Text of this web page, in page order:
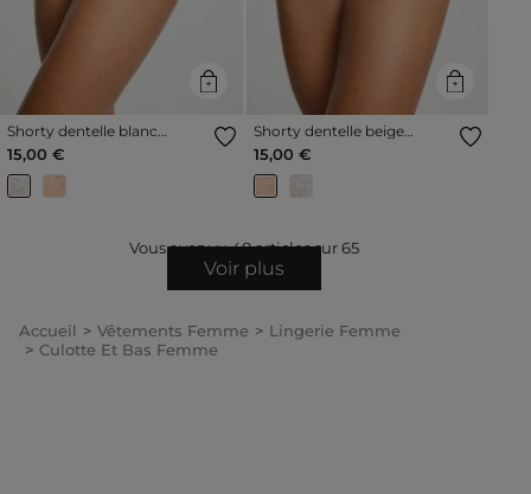
Shorty dentelle blanc
15,00 €
Shorty dentelle beige
15,00 €
Vous avez vu48articles sur65
Voir plus
Accueil Vêtements Femme
Lingerie Femme
Culotte Et Bas Femme